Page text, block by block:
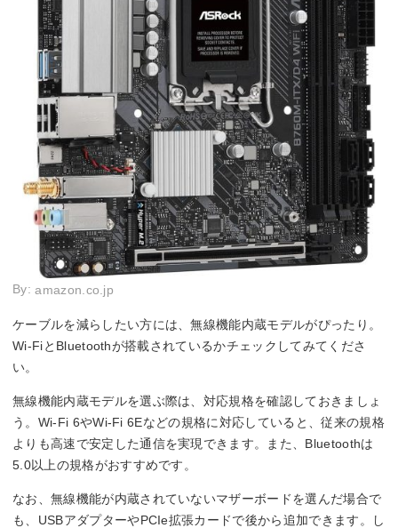
By:amazon.co.jp
ケーブルを減らしたい方には、無線機能内蔵モデルがぴったり。
Wi-FiとBluetoothが搭載されているかチェックしてみてくださ
い。
無線機能内蔵モデルを選ぶ際は、対応規格を確認しておきましょ
う。Wi-Fi 6やWi-Fi 6Eなどの規格に対応していると、従来の規格
よりも高速で安定した通信を実現できます。また、Bluetoothは
5.0以上の規格がおすすめです。
なお、無線機能が内蔵されていないマザーボードを選んだ場合で
も、USBアダプターやPCIe拡張カードで後から追加できます。し